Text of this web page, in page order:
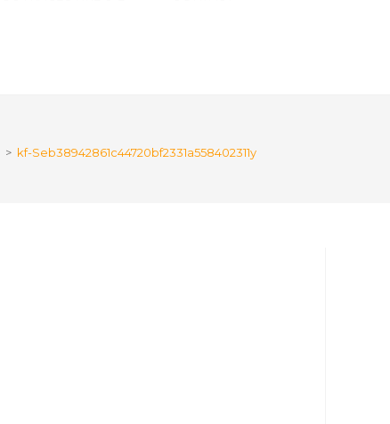
> kf-Seb38942861c44720bf2331a558402311y